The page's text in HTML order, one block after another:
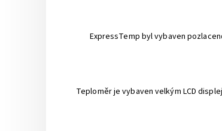
ExpressTemp byl vybaven
Teploměr je vybaven velkým LCD